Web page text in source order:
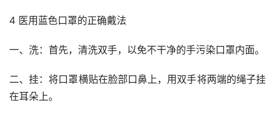
4 医用蓝色口罩的正确戴法
一、洗：首先，清洗双手，以免不干净的手污染口罩内面。
二、挂：将口罩横贴在脸部口鼻上，用双手将两端的绳子挂
在耳朵上。